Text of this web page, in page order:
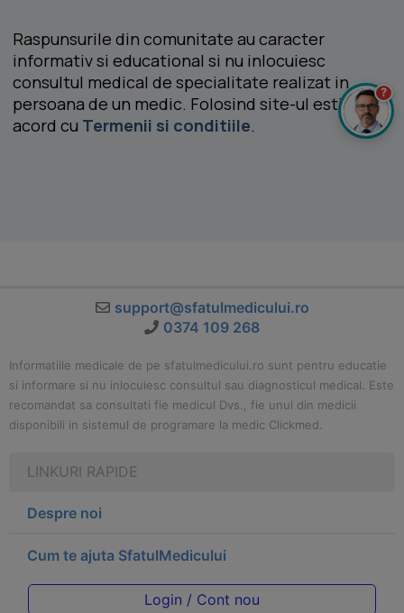
Raspunsurile din comunitate au caracter
informativ si educational si nu inlocuiesc
consultul medical de specialitate realizat in
persoana de un medic. Folosind site-ul esti de
acord cu Termenii si conditiile.
support@sfatulmedicului.ro
0374 109 268
Informatiile medicale de pe sfatulmedicului.ro sunt pentru educatie
si informare si nu inlocuiesc consultul sau diagnosticul medical. Este
recomandat sa consultati fie medicul Dvs., fie unul din medicii
disponibili in sistemul de programare la medic Clickmed.
LINKURI RAPIDE
Despre noi
Cum te ajuta SfatulMedicului
Login / Cont nou
?